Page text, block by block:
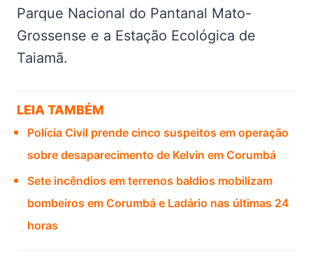
Parque Nacional do Pantanal Mato-
Grossense e a Estação Ecológica de
Taiamã.
LEIA TAMBÉM
Polícia Civil prende cinco suspeitos em operação
sobre desaparecimento de Kelvin em Corumbá
Sete incêndios em terrenos baldios mobilizam
bombeiros em Corumbá e Ladário nas últimas 24
horas